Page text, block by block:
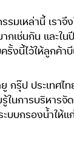
รมเหล่านี้ เร
ากเช่นกัน และ
รั้งนี้ไว้ให้ลูกค้า
กรุ๊ป ประเทศ
ในการบริหาร
ะบบกรองน้ำให้